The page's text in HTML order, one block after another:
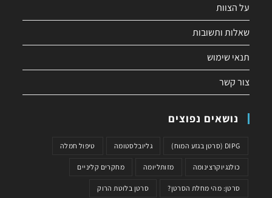
על הצוות
שאלות ותשובות
תנאי שימוש
צור קשר
נושאים נפוצים
DIPG (סרטן בגזע המוח) גליובלסטומה טיפול חמלה
כולנגיוקרצינומה מזותליומה מחקרים קליניים
סרטן: מהי מחלת הסרטן? סרטן בלוטת הרוק